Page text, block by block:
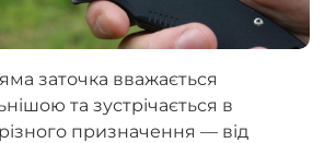
заточка вважається
та зустрічається в
призначення — від